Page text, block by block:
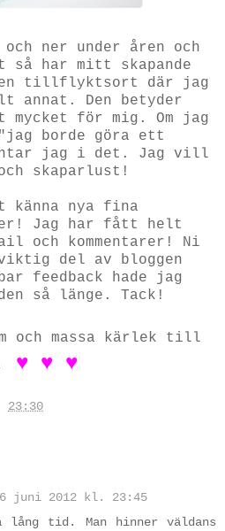
ner under åren och
har mitt skapande
en tillflyktsort där jag
annat. Den betyder
för mig. Om jag
borde göra ett
jag i det. Jag vill
skaparlust!
känna nya fina
Jag har fått helt
och kommentarer! Ni
del av bloggen
feedback hade jag
så länge. Tack!
och massa kärlek till
♥ ♥ ♥
23:30
juni 2012 kl. 23:45
tid. Man hinner väldans